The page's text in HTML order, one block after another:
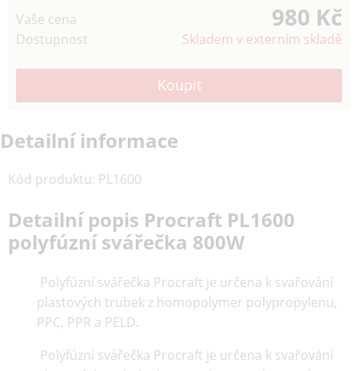
Vaše cena 980 Kč
Dostupnost Skladem v externím skladě
Detailní informace
Kód produktu: PL1600
Detailní popis Procraft PL1600
polyfúzní svářečka 800W
Polyfúzní svářečka Procraft je určena k svařování
plastových trubek z homopolymer polypropylenu,
PPC, PPR a PELD.
Polyfúzní svářečka Procraft je určena k svařování